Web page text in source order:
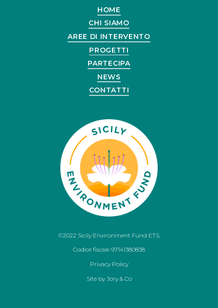
HOME
CHI SIAMO
AREE DI INTERVENTO
PROGETTI
PARTECIPA
NEWS
CONTATTI
©2022 Sicily Environment Fund ETS,
Codice fiscale 97141380838
Privacy Policy
Site by Jory & Co